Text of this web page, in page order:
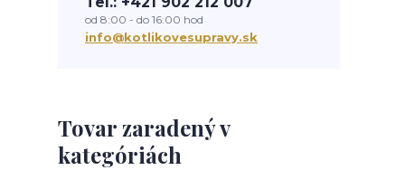
Tovar zaradený v
kategóriách
od 8:00 - do 16:00 hod
info@kotlikovesupravy.sk